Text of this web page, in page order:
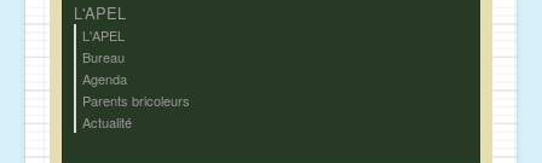
L'APEL
L'APEL
Bureau
Agenda
Parents bricoleurs
Actualité